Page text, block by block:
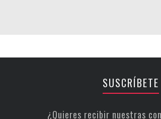
SUSCRÍBETE
¿Quieres recibir nuestras